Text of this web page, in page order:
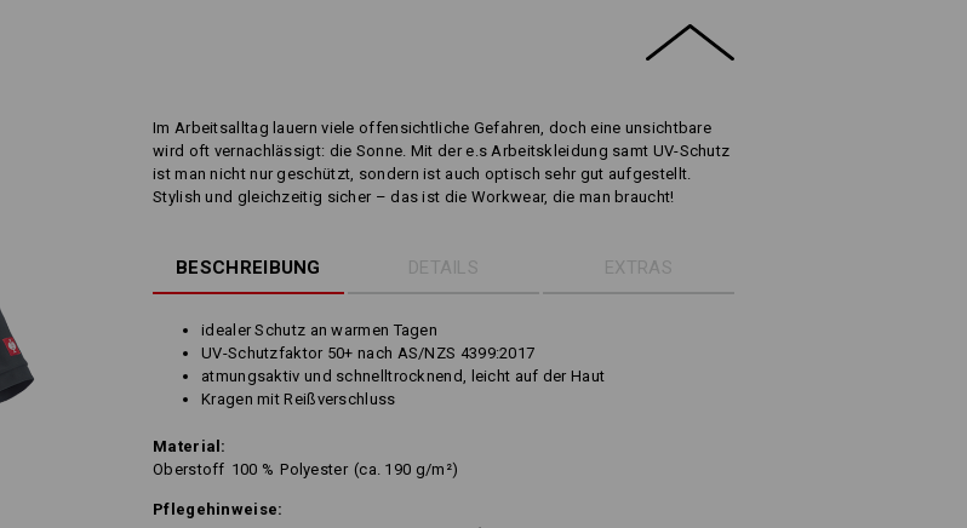
Im Arbeitsalltag lauern viele offensichtliche Gefahren, doch eine unsichtbare
wird oft vernachlässigt: die Sonne. Mit der e.s Arbeitskleidung samt UV-Schutz
ist man nicht nur geschützt, sondern ist auch optisch sehr gut aufgestellt.
Stylish und gleichzeitig sicher – das ist die Workwear, die man braucht!
BESCHREIBUNG DETAILS EXTRAS
idealer Schutz an warmen Tagen
UV-Schutzfaktor 50+ nach AS/NZS 4399:2017
atmungsaktiv und schnelltrocknend, leicht auf der Haut
Kragen mit Reißverschluss
Material:
Oberstoff 100 % Polyester (ca. 190 g/m²)
Pflegehinweise: